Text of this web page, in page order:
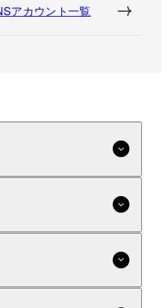
アカウント一覧